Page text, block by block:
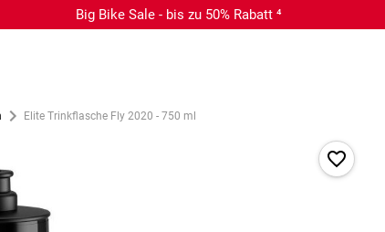
Big Bike Sale - bis zu 50% Rabatt ⁴
Elite Trinkflasche Fly 2020 - 750 ml